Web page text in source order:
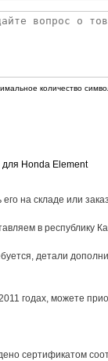
количество
Honda Element
на складе или
в республику
детали
годах, можете
сертификатом